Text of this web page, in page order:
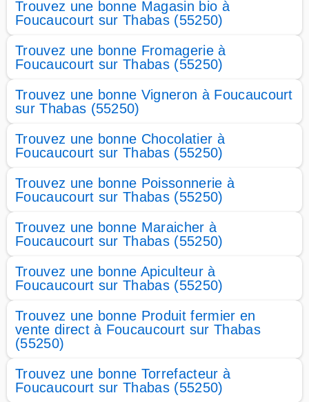
Trouvez une bonne Magasin bio à
Foucaucourt sur Thabas (55250)
Trouvez une bonne Fromagerie à
Foucaucourt sur Thabas (55250)
Trouvez une bonne Vigneron à Foucaucourt
sur Thabas (55250)
Trouvez une bonne Chocolatier à
Foucaucourt sur Thabas (55250)
Trouvez une bonne Poissonnerie à
Foucaucourt sur Thabas (55250)
Trouvez une bonne Maraicher à
Foucaucourt sur Thabas (55250)
Trouvez une bonne Apiculteur à
Foucaucourt sur Thabas (55250)
Trouvez une bonne Produit fermier en
vente direct à Foucaucourt sur Thabas
(55250)
Trouvez une bonne Torrefacteur à
Foucaucourt sur Thabas (55250)